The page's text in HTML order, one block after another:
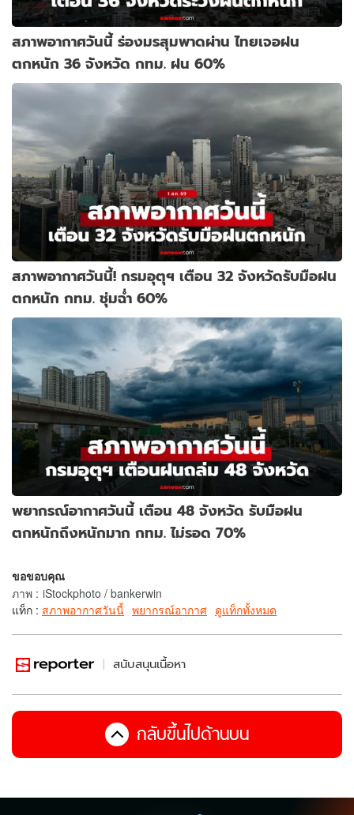
สภาพอากาศวันนี้ ร่องมรสุมพาดผ่าน ไทยเจอฝน
ตกหนัก 36 จังหวัด กทม. ฝน 60%
สภาพอากาศวันนี้! กรมอุตุฯ เตือน 32 จังหวัดรับมือฝน
ตกหนัก กทม. ชุ่มฉ่ำ 60%
พยากรณ์อากาศวันนี้ เตือน 48 จังหวัด รับมือฝน
ตกหนักถึงหนักมาก กทม. ไม่รอด 70%
ขอขอบคุณ
ภาพ : iStockphoto / bankerwin
แท็ก : สภาพอากาศวันนี้ พยากรณ์อากาศ ดูแท็กทั้งหมด
สนับสนุนเนื้อหา
กลับขึ้นไปด้านบน